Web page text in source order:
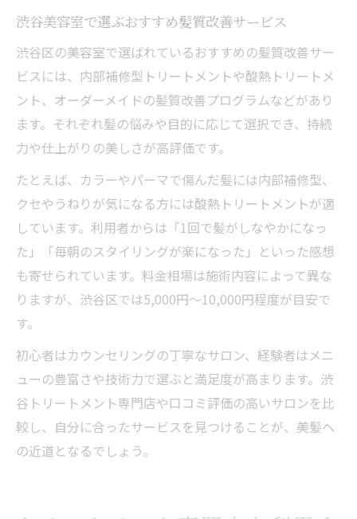
渋谷美容室で選ぶおすすめ髪質改善サービス
渋谷区の美容室で選ばれているおすすめの髪質改善サー
ビスには、内部補修型トリートメントや酸熱トリートメ
ント、オーダーメイドの髪質改善プログラムなどがあり
ます。それぞれ髪の悩みや目的に応じて選択でき、持続
力や仕上がりの美しさが高評価です。
たとえば、カラーやパーマで傷んだ髪には内部補修型、
クセやうねりが気になる方には酸熱トリートメントが適
しています。利用者からは「1回で髪がしなやかになっ
た」「毎朝のスタイリングが楽になった」といった感想
も寄せられています。料金相場は施術内容によって異な
りますが、渋谷区では5,000円〜10,000円程度が目安で
す。
初心者はカウンセリングの丁寧なサロン、経験者はメニ
ューの豊富さや技術力で選ぶと満足度が高まります。渋
谷トリートメント専門店や口コミ評価の高いサロンを比
較し、自分に合ったサービスを見つけることが、美髪へ
の近道となるでしょう。